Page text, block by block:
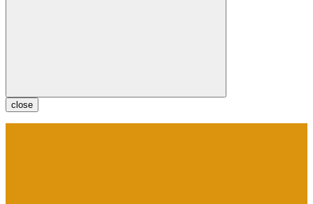
close